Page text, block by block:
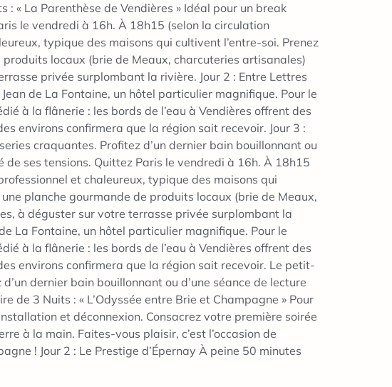
« La Parenthèse de Vendières » Idéal pour un break
le vendredi à 16h. À 18h15 (selon la circulation
typique des maisons qui cultivent l’entre-soi. Prenez
locaux (brie de Meaux, charcuteries artisanales)
privée surplombant la rivière. Jour 2 : Entre Lettres
de La Fontaine, un hôtel particulier magnifique. Pour le
à la flânerie : les bords de l’eau à Vendières offrent des
environs confirmera que la région sait recevoir. Jour 3 :
craquantes. Profitez d’un dernier bain bouillonnant ou
ses tensions. Quittez Paris le vendredi à 16h. À 18h15
et chaleureux, typique des maisons qui
planche gourmande de produits locaux (brie de Meaux,
à déguster sur votre terrasse privée surplombant la
La Fontaine, un hôtel particulier magnifique. Pour le
à la flânerie : les bords de l’eau à Vendières offrent des
environs confirmera que la région sait recevoir. Le petit-
dernier bain bouillonnant ou d’une séance de lecture
de 3 Nuits : « L’Odyssée entre Brie et Champagne » Pour
et déconnexion. Consacrez votre première soirée
à la main. Faites-vous plaisir, c’est l’occasion de
! Jour 2 : Le Prestige d’Épernay À peine 50 minutes